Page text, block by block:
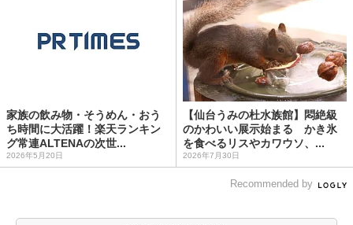
家族の飲み物・そうめん・おう
ち時間に大活躍！楽天ランキン
グ常連ALTENAの次世...
2026年5月20日
【仙台うみの杜水族館】悶絶級
のかわいい展示始まる かき氷
を食べるリスやカワウソ、...
2026年7月30日
Recommended by